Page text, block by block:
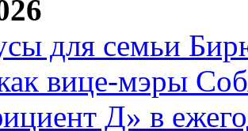
для семьи
вице-мэры
Д» в